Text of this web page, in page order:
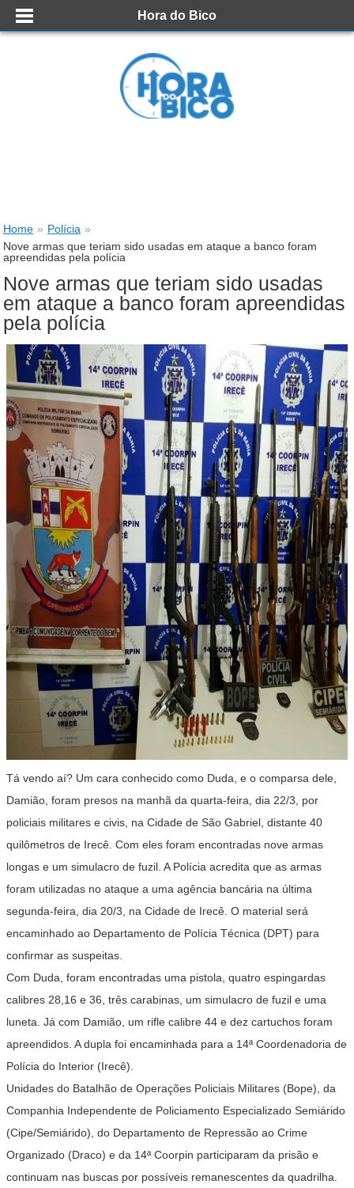
Hora do Bico
Home » Polícia »
Nove armas que teriam sido usadas em ataque a banco foram
apreendidas pela polícia
Nove armas que teriam sido usadas
em ataque a banco foram apreendidas
pela polícia
Tá vendo aí? Um cara conhecido como Duda, e o comparsa dele,
Damião, foram presos na manhã da quarta-feira, dia 22/3, por
policiais militares e civis, na Cidade de São Gabriel, distante 40
quilômetros de Irecê. Com eles foram encontradas nove armas
longas e um simulacro de fuzil. A Polícia acredita que as armas
foram utilizadas no ataque a uma agência bancária na última
segunda-feira, dia 20/3, na Cidade de Irecê. O material será
encaminhado ao Departamento de Polícia Técnica (DPT) para
confirmar as suspeitas.
Com Duda, foram encontradas uma pistola, quatro espingardas
calibres 28,16 e 36, três carabinas, um simulacro de fuzil e uma
luneta. Já com Damião, um rifle calibre 44 e dez cartuchos foram
apreendidos. A dupla foi encaminhada para a 14ª Coordenadoria de
Polícia do Interior (Irecê).
Unidades do Batalhão de Operações Policiais Militares (Bope), da
Companhia Independente de Policiamento Especializado Semiárido
(Cipe/Semiárido), do Departamento de Repressão ao Crime
Organizado (Draco) e da 14ª Coorpin participaram da prisão e
continuam nas buscas por possíveis remanescentes da quadrilha.